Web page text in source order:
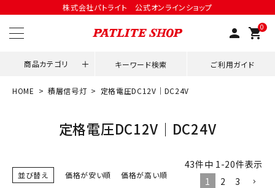
株式会社パトライト 公式オンラインショップ
person 0
shopping_cart
商品カテゴリ キーワード検索 ご利用ガイド
HOME 積層信号灯 定格電圧DC12V｜DC24V
定格電圧DC12V｜DC24V
並び替え 価格が安い順 価格が高い順
43件中 1-20件表示
1
2 3